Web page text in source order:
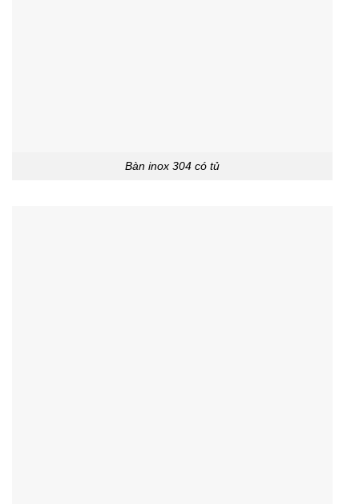
Bàn inox 304 có tủ